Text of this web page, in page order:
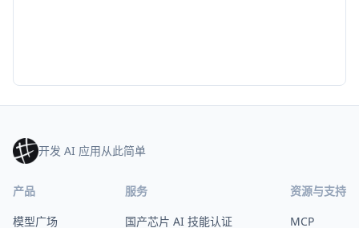
开发 AI 应用从此简单
产品
模型广场
服务
国产芯片 AI 技能认证
资源与支持
MCP